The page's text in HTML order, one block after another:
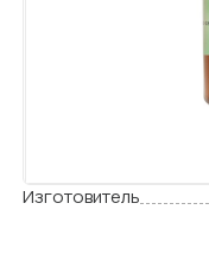
Изготовитель